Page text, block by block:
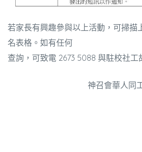
若家長有興趣參與以上活動，可掃描
名表格。如有任何
查詢，可致電 2673 5088 與駐校社工
神召會華人同